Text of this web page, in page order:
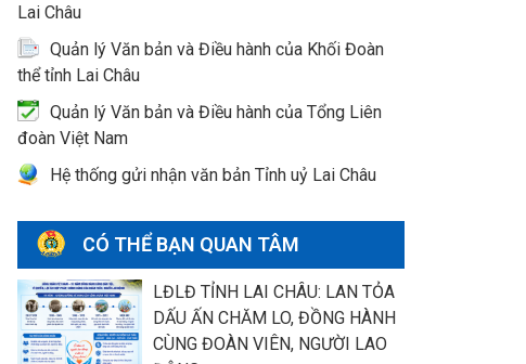
Lai Châu
Quản lý Văn bản và Điều hành của Khối Đoàn
thể tỉnh Lai Châu
Quản lý Văn bản và Điều hành của Tổng Liên
đoàn Việt Nam
Hệ thống gửi nhận văn bản Tỉnh uỷ Lai Châu
CÓ THỂ BẠN QUAN TÂM
LĐLĐ TỈNH LAI CHÂU: LAN TỎA
DẤU ẤN CHĂM LO, ĐỒNG HÀNH
CÙNG ĐOÀN VIÊN, NGƯỜI LAO